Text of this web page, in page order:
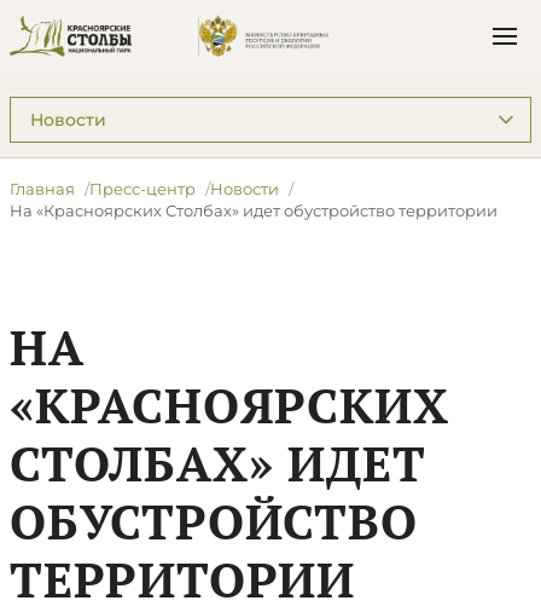
Подразделы: Пресс-центр
Главная Пресс-центр
Новости
​На «Красноярских Столбах» идет обустройство территории
​НА
«КРАСНОЯРСКИХ
СТОЛБАХ» ИДЕТ
ОБУСТРОЙСТВО
ТЕРРИТОРИИ